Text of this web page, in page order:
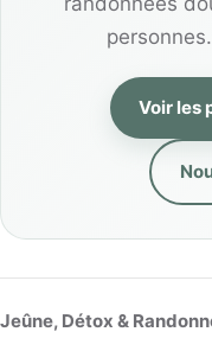
Voir les
Jeûne, Détox &